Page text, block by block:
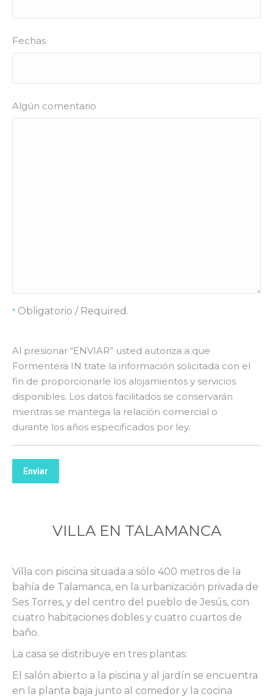
Fechas
Algún comentario
* Obligatorio / Required.
Al presionar “ENVIAR” usted autoriza a que
Formentera IN trate la información solicitada con el
fin de proporcionarle los alojamientos y servicios
disponibles. Los datos facilitados se conservarán
mientras se mantega la relación comercial o
durante los años especificados por ley.
Enviar
VILLA EN TALAMANCA
Villa con piscina situada a sólo 400 metros de la
bahía de Talamanca, en la urbanización privada de
Ses Torres, y del centro del pueblo de Jesús, con
cuatro habitaciones dobles y cuatro cuartos de
baño.
La casa se distribuye en tres plantas:
El salón abierto a la piscina y al jardín se encuentra
en la planta baja junto al comedor y la cocina